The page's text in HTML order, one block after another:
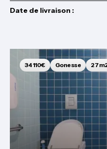
Date de livraison :
34 110€ Gonesse 27